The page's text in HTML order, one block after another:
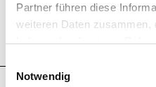
Partner führen diese
weiteren Daten zusammen,
haben oder die sie im
Cookies, wenn Sie unsere
Notwendig
Pferdeanhänger:
alle Pferdeanhänger